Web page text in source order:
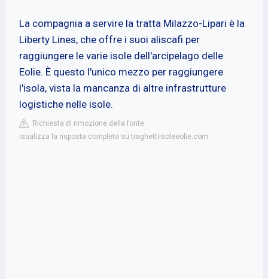
La compagnia a servire la tratta Milazzo-Lipari è la
Liberty Lines, che offre i suoi aliscafi per
raggiungere le varie isole dell'arcipelago delle
Eolie. È questo l'unico mezzo per raggiungere
l'isola, vista la mancanza di altre infrastrutture
logistiche nelle isole.
Richiesta di rimozione della fonte
isualizza la risposta completa su traghettiisoleeolie.com